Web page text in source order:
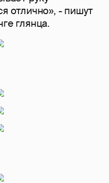
отлично», - пишут
глянца.